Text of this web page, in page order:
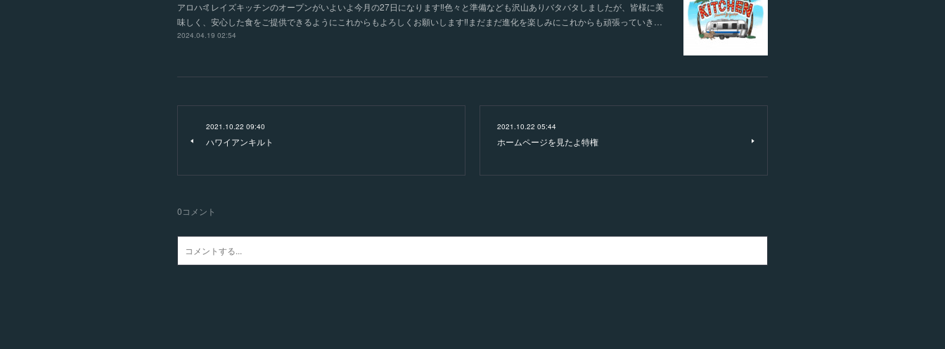
アロハ🤙レイズキッチンのオープンがいよいよ今月の27日になります‼️色々と準備なども沢山ありバタバタしましたが、皆様に美
味しく、安心した食をご提供できるようにこれからもよろしくお願いします‼️まだまだ進化を楽しみにこれからも頑張っていき…
2024.04.19 02:54
2021.10.22 09:40
ハワイアンキルト
2021.10.22 05:44
ホームページを見たよ特権
0コメント